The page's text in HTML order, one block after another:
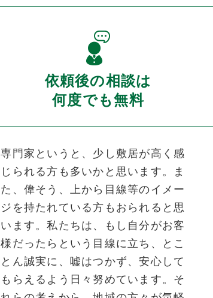
依頼後の相談は
何度でも無料
専門家というと、少し敷居が高く感
じられる方も多いかと思います。ま
た、偉そう、上から目線等のイメー
ジを持たれている方もおられると思
います。私たちは、もし自分がお客
様だったらという目線に立ち、とこ
とん誠実に、嘘はつかず、安心して
もらえるよう日々努めています。そ